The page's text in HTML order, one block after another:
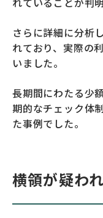
さらに詳細に分析
れており、実際の
いました。
長期間にわたる少
期的なチェック体
た事例でした。
横領が疑わ